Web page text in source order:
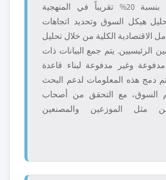
لدينا، حيث يساهم بنسبة 20% تقريباً في المنهجية
هيكل السوق وتحديد اتجاهات
الاقتصادية الكلية من خلال تحليل
الرئيسيين. يتم جمع البيانات ذات
وغير مدفوعة لبناء قاعدة
دمج هذه المعلومات لدعم البحث
السوق، مع التحقق من أصحاب
مثل الموزعين والمصنعين